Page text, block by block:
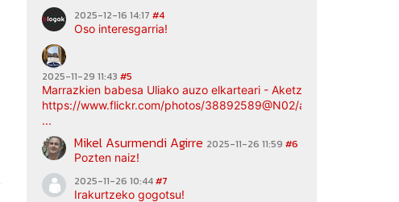
2025-12-16 14:17 #4
Oso interesgarria!
2025-11-29 11:43 #5
Marrazkien babesa Uliako auzo elkarteari - Aketz etxea (argazki
https://www.flickr.com/photos/38892589@N02/albums/
...
Mikel Asurmendi Agirre 2025-11-26 11:59 #6
Pozten naiz!
2025-11-26 10:44#7
Irakurtzeko gogotsu!